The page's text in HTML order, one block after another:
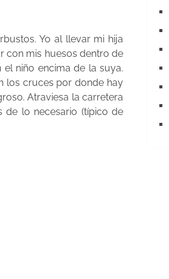
Yo al llevar mi hija
con mis huesos dentro de
niño encima de la suya.
los cruces por donde hay
Atraviesa la carretera
de lo necesario (típico de